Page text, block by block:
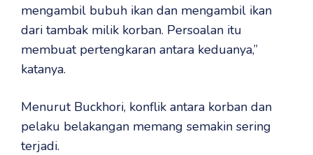
mengambil bubuh ikan dan mengambil ikan
dari tambak milik korban. Persoalan itu
membuat pertengkaran antara keduanya,”
katanya.
Menurut Buckhori, konflik antara korban dan
pelaku belakangan memang semakin sering
terjadi.